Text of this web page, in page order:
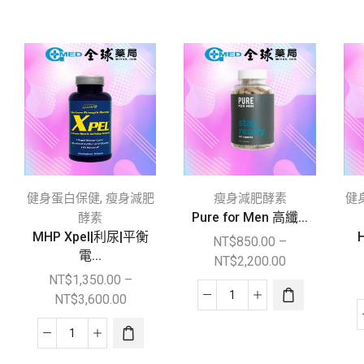
健身蛋白保健, 瘦身減肥
酵素
MHP Xpel|利尿|平衡
電...
NT$1,350.00 –
NT$3,600.00
瘦身減肥酵素
Pure for Men 高纖...
NT$850.00 –
NT$2,200.00
健